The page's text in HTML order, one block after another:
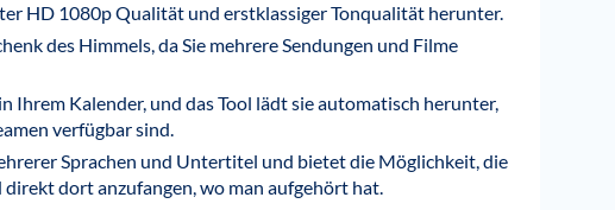
HD 1080p Qualität und erstklassiger Tonqualität herunter.
des Himmels, da Sie mehrere Sendungen und Filme
Ihrem Kalender, und das Tool lädt sie automatisch herunter,
verfügbar sind.
Sprachen und Untertitel und bietet die Möglichkeit, die
dort anzufangen, wo man aufgehört hat.